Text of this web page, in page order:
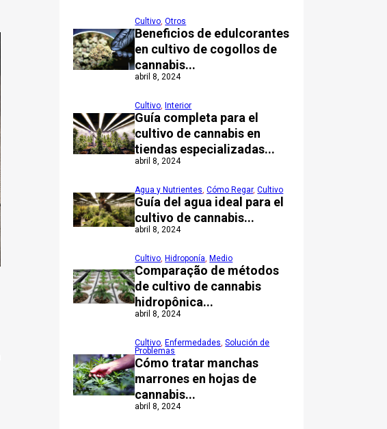
Beneficios de edulcorantes
en cultivo de cogollos de
cannabis...
Cultivo,Otros
abril 8, 2024
Guía completa para el
cultivo de cannabis en
tiendas especializadas...
Cultivo, Interior
abril 8, 2024
Guía del agua ideal para el
cultivo de cannabis...
Agua y Nutrientes,Cómo Regar,Cultivo
abril 8, 2024
Comparação de métodos
de cultivo de cannabis
hidropônica...
Cultivo, Hidroponía, Medio
abril 8, 2024
Cómo tratar manchas
marrones en hojas de
cannabis...
Cultivo, Enfermedades,Solución de
Problemas
abril 8, 2024